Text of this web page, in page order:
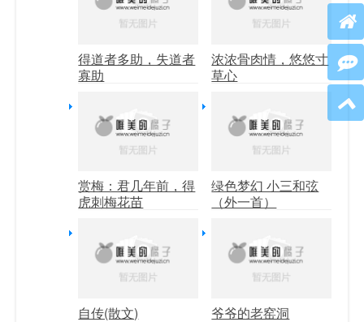
得道者多助，失道者
寡助
浓浓骨肉情，悠悠寸
草心
赏梅：君几年前，得
虎刺梅花苗
绿色梦幻 小三和弦
（外一首）
自传(散文) 爷爷的老窑洞